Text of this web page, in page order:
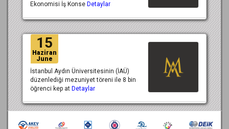
Ekonomisi İş Konse Detaylar
15
Haziran
June
İstanbul Aydın Üniversitesinin (İAÜ)
düzenlediği mezuniyet töreni ile 8 bin
öğrenci kep at Detaylar